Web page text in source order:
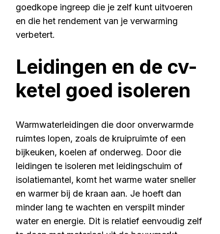
goedkope ingreep die je zelf kunt uitvoeren
en die het rendement van je verwarming
verbetert.
Leidingen en de cv-
ketel goed isoleren
Warmwaterleidingen die door onverwarmde
ruimtes lopen, zoals de kruipruimte of een
bijkeuken, koelen af onderweg. Door die
leidingen te isoleren met leidingschuim of
isolatiemantel, komt het warme water sneller
en warmer bij de kraan aan. Je hoeft dan
minder lang te wachten en verspilt minder
water en energie. Dit is relatief eenvoudig zelf